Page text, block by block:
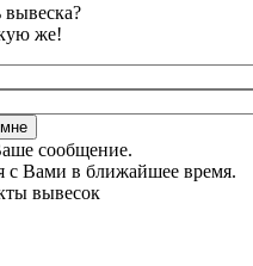
же!
сообщение.
с Вами в ближайшее время.
вывесок